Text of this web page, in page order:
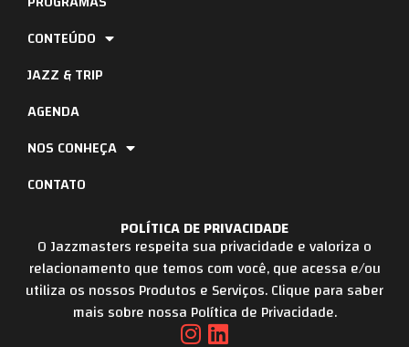
POLÍTICA DE PRIVACIDADE
O Jazzmasters respeita sua privacidade e valoriza o
relacionamento que temos com você, que acessa e/ou
utiliza os nossos Produtos e Serviços. Clique para saber
mais sobre nossa Política de Privacidade.
CONTEÚDO
JAZZ & TRIP
AGENDA
NOS CONHEÇA
CONTATO